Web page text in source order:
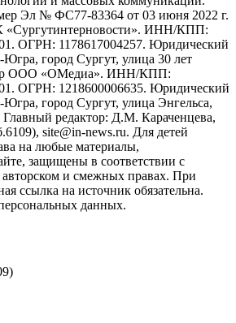
Эл № ФС77-83364 от 03 июня 2022 г.
ИНН/КПП:
ОГРН: 1178617004257. Юридический
город Сургут, улица 30 лет
ООО «ОМедиа». ИНН/КПП:
ОГРН: 1218600006635. Юридический
город Сургут, улица Энгельса,
редактор: Д.М. Караченцева,
site@in-news.ru. Для детей
на любые материалы,
защищены в соответствии с
авторском и смежных правах. При
ссылка на источник обязательна.
данных.